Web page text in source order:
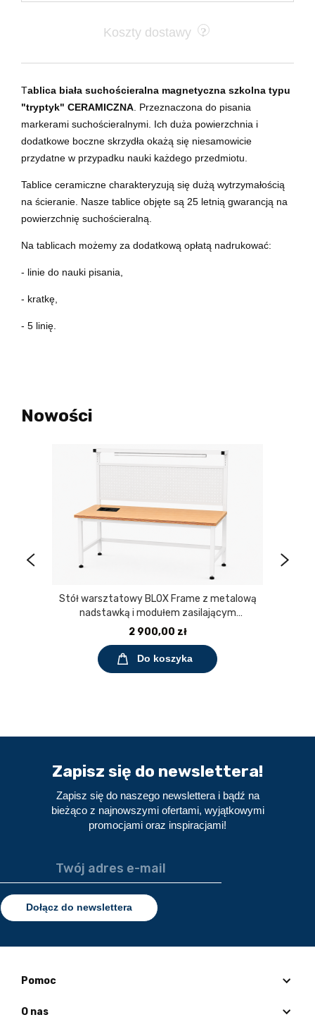
Koszty dostawy
Tablica biała suchościeralna magnetyczna szkolna typu
"tryptyk" CERAMICZNA . Przeznaczona do pisania
markerami suchościeralnymi. Ich duża powierzchnia i
dodatkowe boczne skrzydła okażą się niesamowicie
przydatne w przypadku nauki każdego przedmiotu.
Tablice ceramiczne charakteryzują się dużą wytrzymałością
na ścieranie. Nasze tablice objęte są 25 letnią gwarancją na
powierzchnię suchościeralną.
Na tablicach możemy za dodatkową opłatą nadrukować:
- linie do nauki pisania,
- kratkę,
- 5 linię.
Nowości
Stół warsztatowy BLOX Frame z metalową
nadstawką i modułem zasilającym
Prostokąt 1200x600 mm, rozmiar 4-6, blat
2 900,00 zł
Do koszyka
Zapisz się do newslettera!
Zapisz się do naszego newslettera i bądź na
bieżąco z najnowszymi ofertami, wyjątkowymi
promocjami oraz inspiracjami!
Dołącz do newslettera
Pomoc
O nas